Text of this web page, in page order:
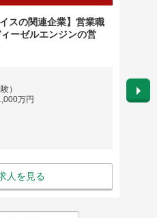
スの関連企業】営業職
ーゼルエンジンの営
）
万円
人を見る
勤務
英語
給